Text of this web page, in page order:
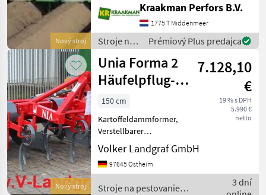
Nový stroj
een aanaardkap zonder
kunststof maar een rechte
kap 22, 5 cm bovenbreedte
S
Kraakman Perfors B.V.
1775 T Middenmeer
Stroje na
pestovanie
zeleniny /
Sonstige
Prémiový Plus predajca
Nový stroj
Unia Forma 2
Häufelpflug-
Dammformer
7.128,10
€
19 % s DPH
5.990 €
netto
150 cm
Kartoffeldammformer,
Verstellbarer
Reihenabstand 70/75 cm,
Neigungseinstellung der
Dammformvorrichtung,
Formungsbleche (für die
Volker Landgraf GmbH
97645 Ostheim
Stroje na pestovanie
3 dní